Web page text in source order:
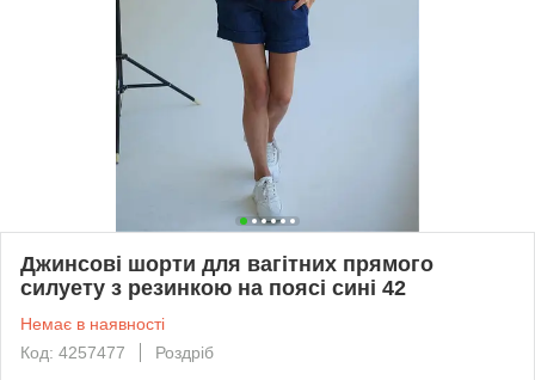
Джинсові шорти для вагітних прямого
силуету з резинкою на поясі сині 42
Немає в наявності
Код: 4257477
Роздріб